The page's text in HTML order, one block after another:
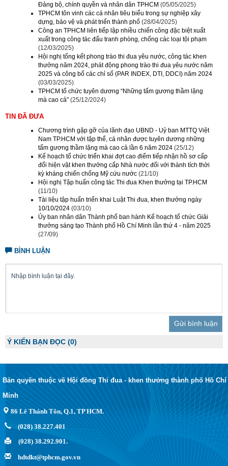
Đảng bộ, chính quyền và nhân dân TPHCM (05/05/2025)
TPHCM tôn vinh các cá nhân tiêu biểu trong sự nghiệp xây
dựng, bảo vệ và phát triển thành phố (28/04/2025)
Công an TPHCM liên tiếp lập nhiều chiến công đặc biệt xuất
xuất trong công tác đấu tranh phòng, chống các loại tội phạm
(12/03/2025)
Hội nghị tổng kết phong trào thi đua yêu nước, công tác khen
thưởng năm 2024, phát động phong trào thi đua yêu nước năm
2025 và công bố các chỉ số (PAR INDEX, DTI, DDCI) năm 2024
(03/03/2025)
TPHCM tổ chức tuyên dương “Những tấm gương thầm lặng
mà cao cả” (25/12/2024)
TIN ĐÃ ĐƯA
Chương trình gặp gỡ của lãnh đạo UBND - Uỷ ban MTTQ Việt
Nam TP.HCM với tập thể, cá nhân được tuyên dương những
tấm gương thầm lặng mà cao cả lần 6 năm 2024 (25/12)
Kế hoạch tổ chức triển khai đợt cao điểm tiếp nhận hồ sơ cấp
đổi hiện vật khen thưởng cấp Nhà nước đối với thành tích thời
kỳ kháng chiến chống Mỹ cứu nước (21/10)
Hội nghị Tập huấn công tác Thi đua Khen thưởng tại TP.HCM
(11/10)
Tài liệu tập huấn triển khai Luật Thi đua, khen thưởng ngày
10/10/2024 (03/10)
Ủy ban nhân dân Thành phố ban hành Kế hoạch tổ chức Giải
thưởng sáng tạo Thành phố Hồ Chí Minh lần thứ 4 - năm 2025
(27/09)
BÌNH LUẬN
Trả lời
Ý KIẾN BẠN ĐỌC(0)
Bản quyền thuộc về Hội đồng Thi đua - khen thưởng thành phố Hồ Chí
Minh
86 Lê Thánh Tôn, Q.1, TP HCM.
(028) 38.227.401
(028) 38.292.901.
hdtdkt@tphcm.gov.vn